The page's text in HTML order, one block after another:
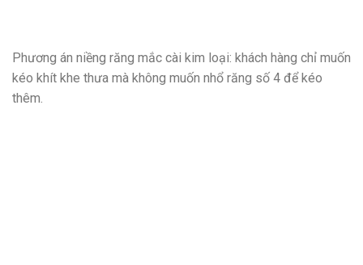
Phương án niềng răng mắc cài kim loại: khách hàng chỉ muốn
kéo khít khe thưa mà không muốn nhổ răng số 4 để kéo
thêm.